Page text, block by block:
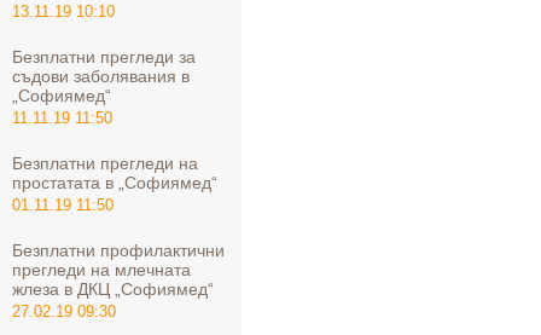
13.11.19 10:10
Безплатни прегледи за
съдови заболявания в
„Софиямед“
11.11.19 11:50
Безплатни прегледи на
простатата в „Софиямед“
01.11.19 11:50
Безплатни профилактични
прегледи на млечната
жлеза в ДКЦ „Софиямед“
27.02.19 09:30